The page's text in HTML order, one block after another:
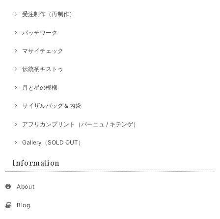
受注制作（再制作）
パッチワーク
マサイチェック
伝統柄キストゥ
月と星の模様
サイザルバッグ＆内袋
アフリカンプリント（パーニュ / キテンゲ）
Gallery（SOLD OUT）
Information
About
Blog